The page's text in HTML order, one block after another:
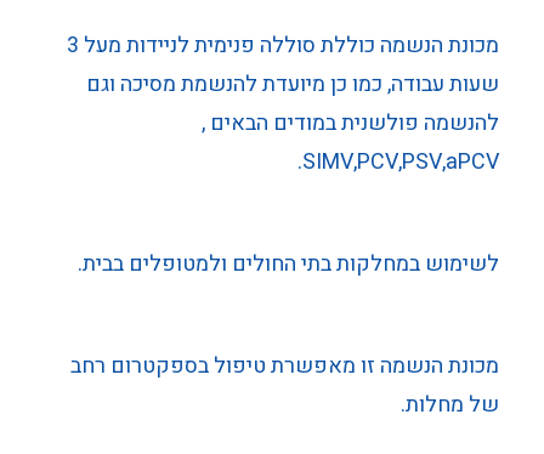
מכונת הנשמה כוללת סוללה פנימית לניידות מעל 3
שעות עבודה, כמו כן מיועדת להנשמת מסיכה וגם
להנשמה פולשנית במודים הבאים ,
SIMV,PCV,PSV,aPCV.
לשימוש במחלקות בתי החולים ולמטופלים בבית.
מכונת הנשמה זו מאפשרת טיפול בספקטרום רחב
של מחלות.